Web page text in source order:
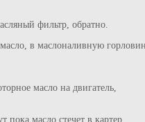
фильтр, обратно.
в маслоналивную
масло на двигатель,
пока масло стечет в картер